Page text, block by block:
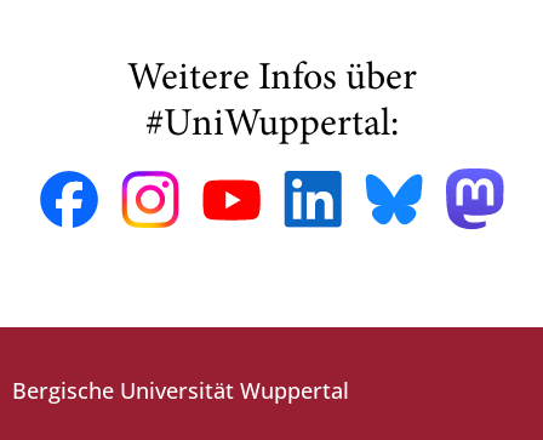
Weitere Infos über
#UniWuppertal:
Bergische Universität Wuppertal